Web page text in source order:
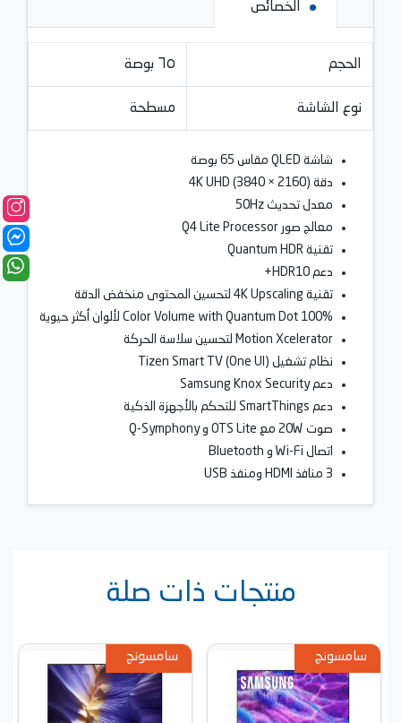
الخصائص
الحجم ٦٥ بوصة
نوع الشاشة مسطحة
شاشة QLED مقاس 65 بوصة
دقة 4K UHD (3840 × 2160)
معدل تحديث 50Hz
معالج صور Q4 Lite Processor
تقنية Quantum HDR
دعم HDR10+
تقنية 4K Upscaling لتحسين المحتوى منخفض الدقة
100% Color Volume with Quantum Dot لألوان أكثر حيوية
Motion Xcelerator لتحسين سلاسة الحركة
نظام تشغيل Tizen Smart TV (One UI)
دعم Samsung Knox Security
دعم SmartThings للتحكم بالأجهزة الذكية
صوت 20W مع OTS Lite و Q-Symphony
اتصال Wi-Fi و Bluetooth
3 منافذ HDMI ومنفذ USB
منتجات ذات صلة
سامسونج سامسونج